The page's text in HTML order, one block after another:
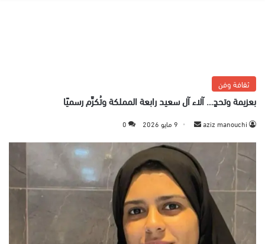
ثقافة وفن
بعزيمة وتحدٍ… آلاء آل سعيد رابعة المملكة وتُكرَّم رسميًا
aziz manouchi
س
ل
ب
ي
د
9 مايو 2026 0